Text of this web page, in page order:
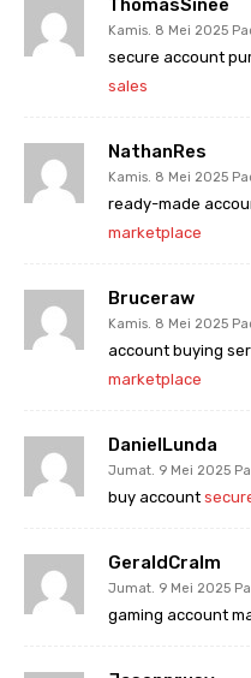
ThomasSinee
Kamis. 8 Mei 2025
secure account
sales
NathanRes
Kamis. 8 Mei 2025
ready-made
marketplace
Bruceraw
Kamis. 8 Mei 2025
account buying
marketplace
DanielLunda
Jumat. 9 Mei 2025
buy account
GeraldCralm
Jumat. 9 Mei 2025
gaming account